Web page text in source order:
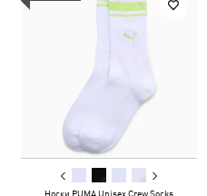
Носки PUMA Unisex Crew Socks